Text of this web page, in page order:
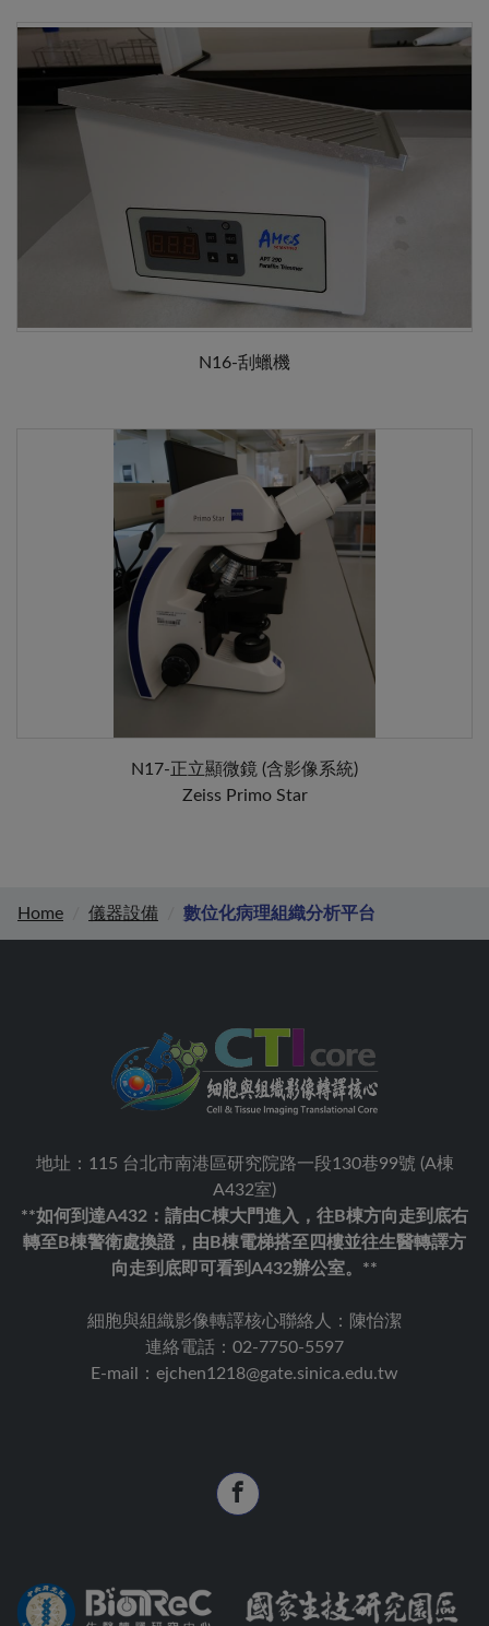
N16-刮蠟機
N17-正立顯微鏡 (含影像系統)
Zeiss Primo Star
Home 儀器設備 數位化病理組織分析平台
地址：115 台北市南港區研究院路一段130巷99號 (A棟
A432室)
**如何到達A432：請由C棟大門進入，往B棟方向走到底右
轉至B棟警衛處換證，由B棟電梯搭至四樓並往生醫轉譯方
向走到底即可看到A432辦公室。**
細胞與組織影像轉譯核心聯絡人：陳怡潔
連絡電話：02-7750-5597
E-mail：ejchen1218@gate.sinica.edu.tw